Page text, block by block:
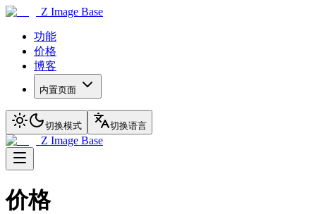
Z Image Base
功能
价格
博客
内置页面
切换模式 切换语言
Z Image Base
价格